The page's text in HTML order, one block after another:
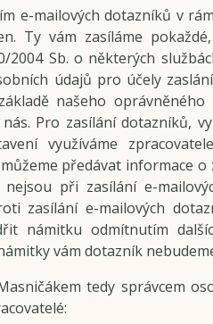
e-mailových dotazníků v
Ty vám zasíláme
Sb. o některých
údajů pro účely
našeho oprávněného
Pro zasílání dotazníků,
využíváme
předávat informace o
při zasílání e-
zasílání e-mailových
námitku odmítnutím
vám dotazník
tedy správcem